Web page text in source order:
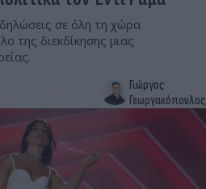
σε όλη τη χώρα
της διεκδίκησης μιας
Γιώργος
Γεωργακόπουλος